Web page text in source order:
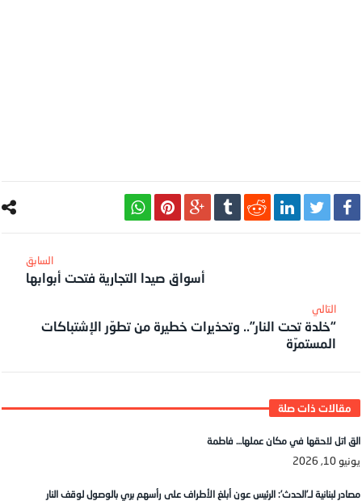
أسواق صيدا التجارية فتحت أبوابها
‎التالي
“خلدة تحت النار”.. وتحذيرات خطيرة من تطوّر الإشتباكات
المستمرّة
الق اتل لاحقها في مكان عملها… فاطمة
يونيو 10, 2026
مصادر لبنانية لـ’الحدث’: الرئيس عون أبلغ الأطراف على رأسهم بري بالوصول لوقف النار